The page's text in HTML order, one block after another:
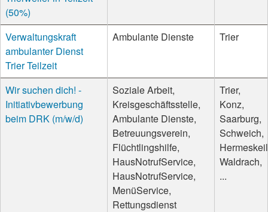
(50%)
Verwaltungskraft
ambulanter Dienst
Trier Teilzeit
Ambulante Dienste Trier
Wir suchen dich! -
Initiativbewerbung
beim DRK (m/w/d)
Soziale Arbeit,
Kreisgeschäftsstelle,
Ambulante Dienste,
Betreuungsverein,
Flüchtlingshilfe,
HausNotrufService,
HausNotrufService,
MenüService,
Rettungsdienst
Trier,
Konz,
Saarburg,
Schweich,
Waldrach,
...